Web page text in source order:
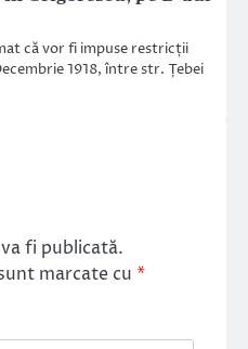
că vor fi impuse restricții
1918, între str. Țebei
fi publicată.
marcate cu *